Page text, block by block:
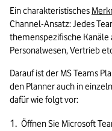
Ein charakteristisches
Channel-Ansatz: Jedes
themenspezifische Kanäle
Personalwesen, Vertrieb
Darauf ist der MS Teams
den Planner auch in
dafür wie folgt vor:
Öffnen Sie Microsoft